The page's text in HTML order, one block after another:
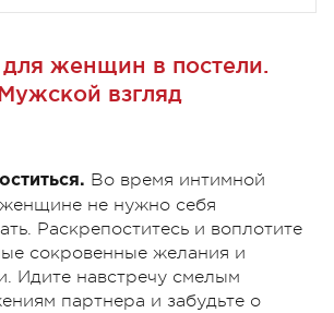
женщин в постели.
взгляд
Во время интимной
не нужно себя
Раскрепоститесь и воплотите
сокровенные желания и
Идите навстречу смелым
партнера и забудьте о